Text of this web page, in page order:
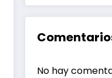
No hay